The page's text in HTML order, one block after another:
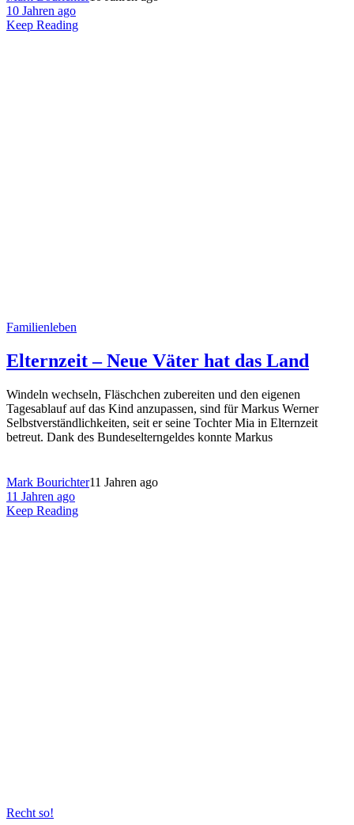
10 Jahren ago
Keep Reading
Familienleben
Elternzeit – Neue Väter hat das Land
Windeln wechseln, Fläschchen zubereiten und den eigenen
Tagesablauf auf das Kind anzupassen, sind für Markus Werner
Selbstverständlichkeiten, seit er seine Tochter Mia in Elternzeit
betreut. Dank des Bundeselterngeldes konnte Markus
Mark Bourichter11 Jahren ago
11 Jahren ago
Keep Reading
Recht so!